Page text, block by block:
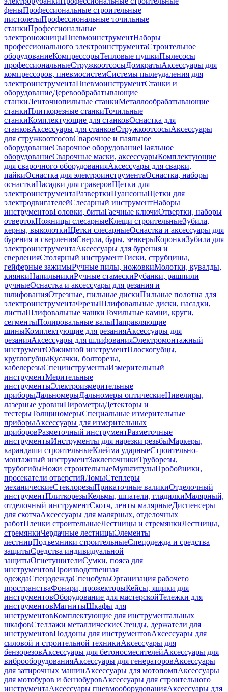
феныПрофессиональные строительные
пистолетыПрофессиональные точильные
станкиПрофессиональные
электроножницыПневмоинструментНаборы
профессионального электроинструментаСтроительное
оборудованиеКомпрессорыТепловые пушкиПылесосы
профессиональныеСтружкоотсосыДомкратыАксессуары для
компрессоров, пневмосистемСистемы пылеудаления для
электроинструментаПневмоинструментСтанки и
оборудованиеДеревообрабатывающие
станкиЛенточнопильные станкиМеталлообрабатывающие
станкиПлиткорезные станкиТочильные
станкиКомплектующие для станковОснастка для
станковАксессуары для станковСтружкоотсосыАксессуары
для стружкоотсосовСварочное и паяльное
оборудованиеСварочное оборудованиеПаяльное
оборудованиеСварочные маски, аксессуарыКомплектующие
для сварочного оборудованияАксессуары для сварки,
пайкиОснастка для электроинструментаОснастка, наборы
оснасткиНасадки для граверовЩетки для
электроинструментаРазверткиПуансоныЩетки для
электродвигателейСлесарный инструментНаборы
инструментовГоловки, битыГаечные ключиОтвертки, наборы
отвертокНожницы слесарныеКлещи строительныеЗубила,
керны, выколоткиЩетки слесарныеОснастка и аксессуары для
бурения и сверленияСверла, буры, зенкерыКоронкиЗубила для
электроинструментаАксессуары для бурения и
сверленияСтолярный инструментТиски, струбцины,
гейферные зажимыРучные пилы, ножовкиМолотки, кувалды,
киянкиНапильникиРучные стамескиРубанки, рашпили
ручныеОснастка и аксессуары для резания и
шлифованияОтрезные, пильные дискиПильные полотна для
электроинструментаФрезыШлифовальные диски, насадки,
листыШлифовальные чашкиТочильные камни, круги,
сегментыПолировальные валыНаправляющие
шиныКомплектующие для резанияАксессуары для
резанияАксессуары для шлифованияЭлектромонтажный
инструментОбжимной инструментПлоскогубцы,
круглогубцыКусачки, болторезы,
кабелерезыСпецинструментыИзмерительный
инструментМерительные
инструментыЭлектроизмерительные
приборыДальномерыДальномеры оптическиеНивелиры,
лазерные уровниПирометрыДетекторы и
тестерыТолщиномерыСпециальные измерительные
приборыАксессуары для измерительных
приборовРазметочный инструментРазметочные
инструментыИнструменты для нарезки резьбыМаркеры,
карандаши строительныеКлейма ударныеСтроительно-
монтажный инструментЗаклепочникиТруборезы,
трубогибыНожи строительныеМультитулыПробойники,
просекатели отверстийЛомыСтеплеры
механическиеСтеклорезыПрикаточные валикиОтделочный
инструментПлиткорезыКельмы, шпатели, гладилкиМалярный,
отделочный инструментСкотч, ленты малярныеДиспенсеры
для скотчаАксессуары для малярных, отделочных
работПленки строительныеЛестницы и стремянкиЛестницы,
стремянкиЧердачные лестницыЭлементы
лестницПодъемники строительныеСпецодежда и средства
защитыСредства индивидуальной
защитыОгнетушителиСумки, пояса для
инструментовПроизводственная
одеждаСпецодеждаСпецобувьОрганизация рабочего
пространстваФонари, прожекторыКейсы, ящики для
инструментовОборудование для мастерскойТележки для
инструментовМагнитыШкафы для
инструментовКомплектующие для инструментальных
шкафовСтеллажи металлическиеСтенды, держатели для
инструментовПоддоны для инструментовАксессуары для
силовой и строительной техникиАксессуары для
бензорезовАксессуары для бетоносмесителейАксессуары для
виброоборудованияАксессуары для генераторовАксессуары
для затирочных машинАксессуары для мотопомпАксессуары
для мотобуров и бензобуровАксессуары для строительного
инструментаАксессуары пневмооборудованияАксессуары для